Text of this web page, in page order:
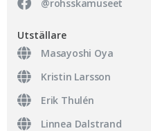
@rohsskamuseet
Utställare
Masayoshi Oya
Kristin Larsson
Erik Thulén
Linnea Dalstrand